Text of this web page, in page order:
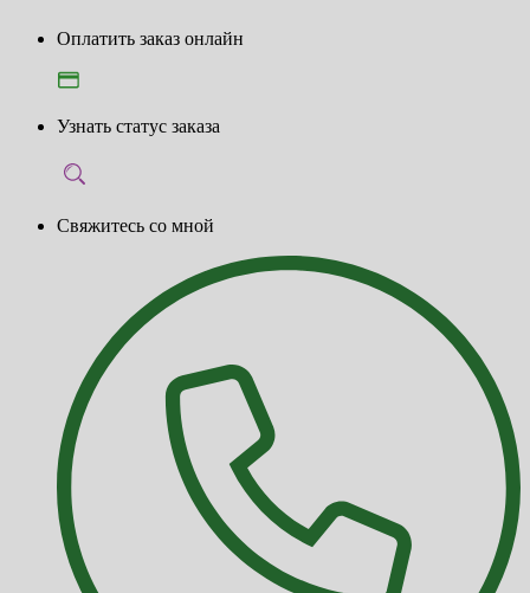
Оплатить заказ онлайн
Узнать статус заказа
Свяжитесь со мной